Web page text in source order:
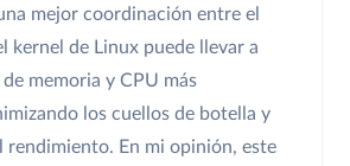
mejor coordinación entre el
kernel de Linux puede llevar a
memoria y CPU más
los cuellos de botella y
rendimiento. En mi opinión, este